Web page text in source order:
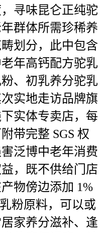
寻味昆仑正纯驼
群体所需珍稀养
划分，此中包含
年高钙配方驼乳
、初乳养分驼乳
实地走访品牌旗
实体专卖店，每
带完整 SGS 权
泛博中老年消费
，既不供给门店
物傍边添加 1%
粉原料，可以或
家养分滋补、逢